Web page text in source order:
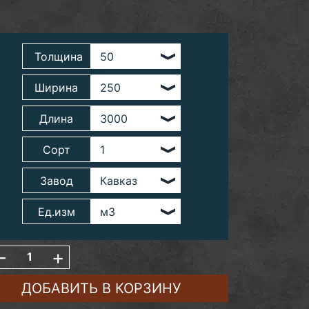
Толщина
Ширина
Длина
Сорт
Завод
Ед.изм
+
ДОБАВИТЬ В КОРЗИНУ